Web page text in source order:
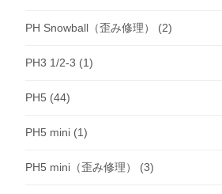
PH Snowball（歪み修理） (2)
PH3 1/2-3 (1)
PH5 (44)
PH5 mini (1)
PH5 mini（歪み修理） (3)